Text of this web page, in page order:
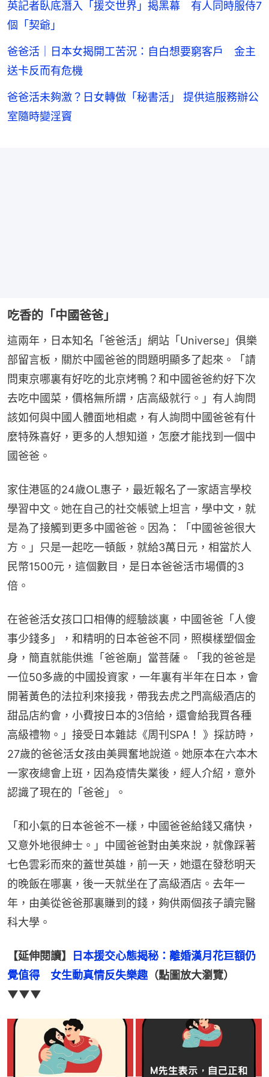
英記者臥底潛入「援交世界」揭黑幕 有人同時服侍7
個「契爺」
爸爸活｜日本女揭開工苦況：自白想要窮客戶 金主
送卡反而有危機
爸爸活未夠激？日女轉做「秘書活」 提供這服務辦公
室隨時變淫竇
吃香的「中國爸爸」
這兩年，日本知名「爸爸活」網站「Universe」俱樂
部留言板，關於中國爸爸的問題明顯多了起來。「請
問東京哪裏有好吃的北京烤鴨？和中國爸爸約好下次
去吃中國菜，價格無所謂，店高級就行。」有人詢問
該如何與中國人體面地相處，有人詢問中國爸爸有什
麼特殊喜好，更多的人想知道，怎麼才能找到一個中
國爸爸。
家住港區的24歲OL惠子，最近報名了一家語言學校
學習中文。她在自己的社交帳號上坦言，學中文，就
是為了接觸到更多中國爸爸。因為：「中國爸爸很大
方。」只是一起吃一頓飯，就給3萬日元，相當於人
民幣1500元，這個數目，是日本爸爸活市場價的3
倍。
在爸爸活女孩口口相傳的經驗談裏，中國爸爸「人傻
事少錢多」，和精明的日本爸爸不同，照模樣塑個金
身，簡直就能供進「爸爸廟」當菩薩。「我的爸爸是
一位50多歲的中國投資家，一年裏有半年在日本，會
開著黃色的法拉利來接我，帶我去虎之門高級酒店的
甜品店約會，小費按日本的3倍給，還會給我買各種
高級禮物。」接受日本雜誌《周刊SPA！ 》採訪時，
27歲的爸爸活女孩由美興奮地說道。她原本在六本木
一家夜總會上班，因為疫情失業後，經人介紹，意外
認識了現在的「爸爸」。
「和小氣的日本爸爸不一樣，中國爸爸給錢又痛快，
又意外地很紳士。」中國爸爸對由美來說，就像踩著
七色雲彩而來的蓋世英雄，前一天，她還在發愁明天
的晚飯在哪裏，後一天就坐在了高級酒店。去年一
年，由美從爸爸那裏賺到的錢，夠供兩個孩子讀完醫
科大學。
【延伸閱讀】
日本援交心態揭秘：離婚漢月花巨額仍
覺值得　女生動真情反失樂趣 （點圖放大瀏覽）
▼▼▼